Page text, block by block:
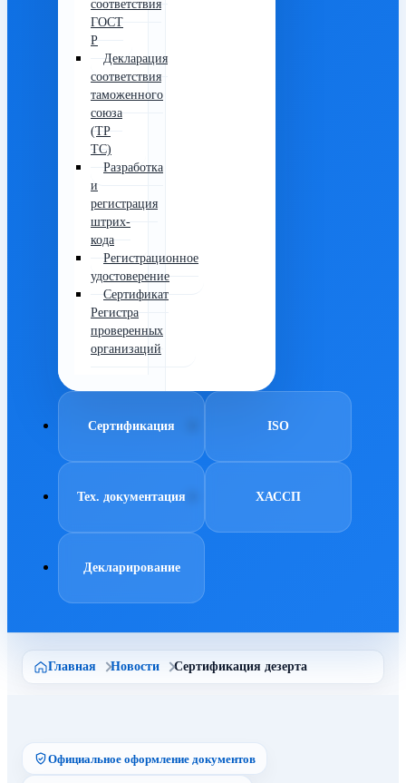
соответствия
ГОСТ
Р
Декларация
соответствия
таможенного
союза
(ТР
ТС)
Разработка
и
регистрация
штрих-
кода
Регистрационное
удостоверение
Сертификат
Регистра
проверенных
организаций
Сертификация ISO
Тех. документация ХАССП
Декларирование
Главная Новости Сертификация дезерта
Официальное оформление документов